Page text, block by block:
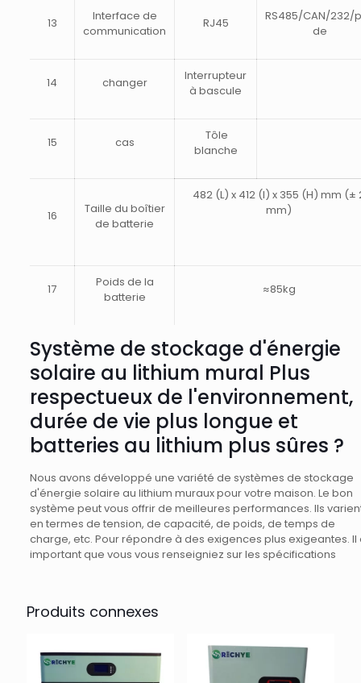
13
Interface de
communication
RJ45
RS485/CAN/232/
de
14 changer
Interrupteur
à bascule
15 cas
Tôle
blanche
16
Taille du boîtier
de batterie
482 (L) x 412 (l) x 355 (H) mm (±
mm)
17
Poids de la
batterie
≈85kg
Système de stockage d'énergie
solaire au lithium mural Plus
respectueux de l'environnement,
durée de vie plus longue et
batteries au lithium plus sûres ?
Nous avons développé une variété de systèmes de stockage
d'énergie solaire au lithium muraux pour votre maison. Le bon
système peut vous offrir de meilleures performances. Ils
en termes de tension, de capacité, de poids, de temps de
charge, etc. Pour répondre à des exigences plus exigeantes. Il
important que vous vous renseigniez sur les spécifications
Produits connexes